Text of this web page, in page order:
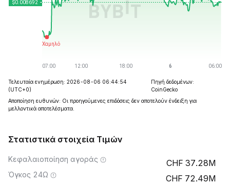
Τελευταία ενημέρωση: 2026-08-06 06:44:54
(UTC+0)
Πηγή δεδομένων:
CoinGecko
Αποποίηση ευθυνών: Οι προηγούμενες επιδόσεις δεν αποτελούν ένδειξη για
μελλοντικά αποτελέσματα.
Στατιστικά στοιχεία Τιμών
Κεφαλαιοποίηση αγοράς 37.28M
Όγκος 24Ω 72.49M